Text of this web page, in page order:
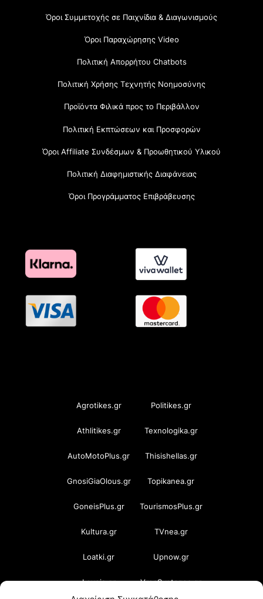
Όροι Συμμετοχής σε Παιχνίδια & Διαγωνισμούς
Όροι Παραχώρησης Video
Πολιτική Απορρήτου Chatbots
Πολιτική Χρήσης Τεχνητής Νοημοσύνης
Προϊόντα Φιλικά προς το Περιβάλλον
Πολιτική Εκπτώσεων και Προσφορών
Όροι Affiliate Συνδέσμων & Προωθητικού Υλικού
Πολιτική Διαφημιστικής Διαφάνειας
Όροι Προγράμματος Επιβράβευσης
Agrotikes.gr Politikes.gr
Athlitikes.gr Texnologika.gr
AutoMotoPlus.gr Thisishellas.gr
GnosiGiaOlous.gr Topikanea.gr
GoneisPlus.gr TourismosPlus.gr
Kultura.gr TVnea.gr
Loatki.gr Upnow.gr
Loveis.gr VresSyntages.gr